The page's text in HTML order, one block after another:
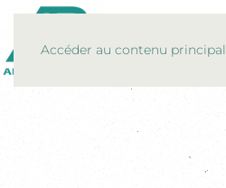
Accéder au contenu principal